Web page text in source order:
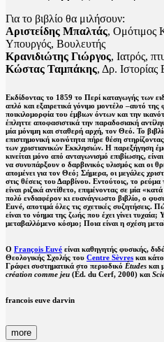
Για το βιβλίο θα μιλήσουν:
Αριστείδης Μπαλτάς, Ομότιμος
Υπουργός, Βουλευτής
Κρανιδιώτης Γιώργος, Ιατρός,
Κώστας Ταμπάκης, Δρ. Ιστορίας
Εκδίδοντας το 1859 το Περί καταγωγής των
απλό και εξαιρετικά γόνιμο μοντέλο –αυτό της
ποικιλομορφία του έμβιων όντων και την
έπληττε αποφασιστικά την παραδοσιακή
μία μόνιμη και σταθερή αρχή, τον Θεό. Το
επιστημονική κοινότητα πήρε θέση
των χριστιανικών Εκκλησιών. Η παρεξήγηση
κινείται μόνο από ανταγωνισμό επιβίωσης,
να συνυπάρξουν ο δαρβινικός υλισμός και οι
απομένει για τον Θεό; Σήμερα, οι μεγάλες
στις θέσεις του Δαρβίνου. Εντούτοις, το
είναι ριζικά αντίθετο, επιμένοντας σε μία
πολύ ενδιαφέρον κι ευανάγνωστο βιβλίο, ο
Euvé, αποτιμά όλες τις σχετικές συζητήσεις.
είναι το νόημα της ζωής που έχει γίνει
μεταβαλλόμενο κόσμο; Ποια είναι η σχέση
Ο François Euvé είναι καθηγητής φυσικής,
Θεολογικής Σχολής του Centre Sèvres και
Γράφει συστηματικά στο περιοδικό Études και
création comme jeu (Éd. du Cerf, 2000) και
francois euve darvin
more